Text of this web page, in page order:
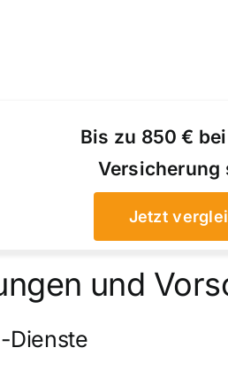
Bis zu 850 €
Versicherung
Jetzt
und
Dienste